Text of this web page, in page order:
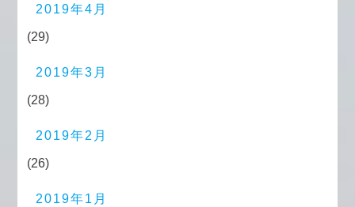
2019年4月
(29)
2019年3月
(28)
2019年2月
(26)
2019年1月